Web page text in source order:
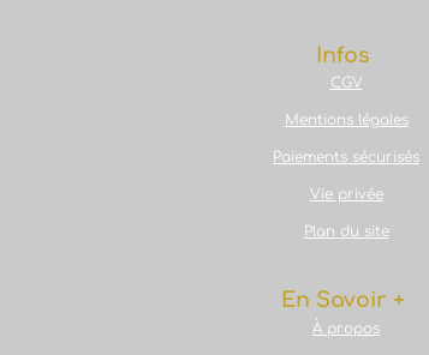
Infos
CGV
Mentions légales
Paiements sécurisés
Vie privée
Plan du site
En Savoir +
À propos